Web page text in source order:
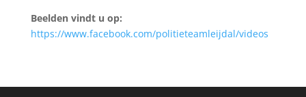
Beelden vindt u op:
https://www.facebook.com/politieteamleijdal/videos